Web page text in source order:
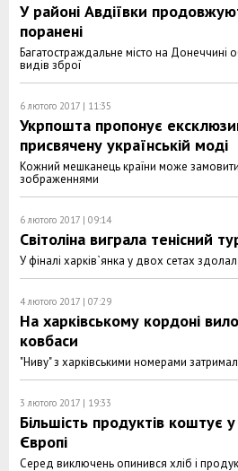
У районі Авдіївки
поранені
Багатостраждальне місто на Донеччині
видів зброї
6 лютого 2017 | 11:35
Укрпошта пропонує
присвячену українській моді
Кожний мешканець країни може замовити
зображеннями
6 лютого 2017 | 09:14
Світоліна виграла тенісний
У фіналі харків`янка у двох сетах
4 лютого 2017 | 07:29
На харківському кордоні
ковбаси
"Ниву" з харківськими номерами
3 лютого 2017 | 19:33
Більшість продуктів коштує у
Європі
Серед виключень опинився хліб і